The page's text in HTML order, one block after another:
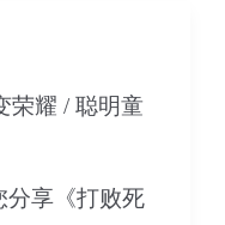
荣耀 / 聪明童
分享《打败死